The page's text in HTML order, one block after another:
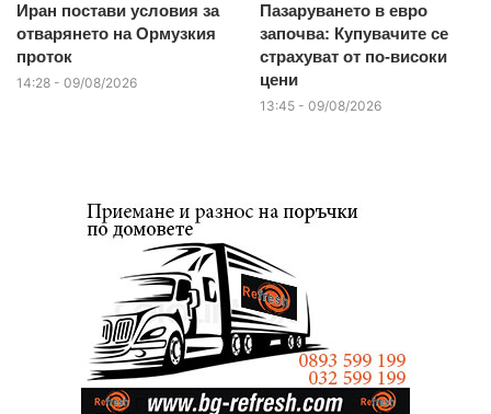
Иран постави условия за
отварянето на Ормузкия
проток
14:28 - 09/08/2026
Пазаруването в евро
започва: Купувачите се
страхуват от по-високи
цени
13:45 - 09/08/2026